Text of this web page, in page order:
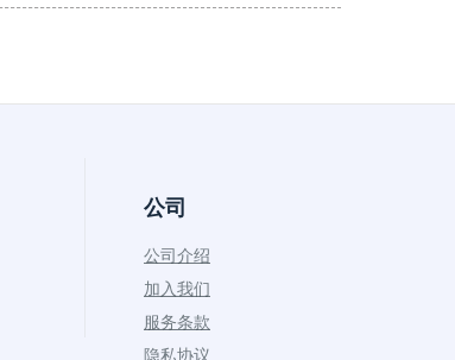
公司
公司介绍
加入我们
服务条款
隐私协议